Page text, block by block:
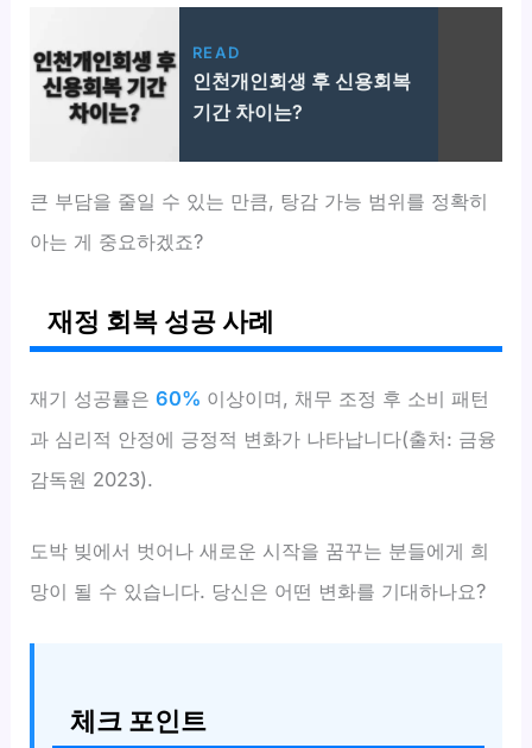
READ
인천개인회생 후 신용회복
기간 차이는?
큰 부담을 줄일 수 있는 만큼, 탕감 가능 범위를 정확히
아는 게 중요하겠죠?
재정 회복 성공 사례
재기 성공률은60% 이상이며, 채무 조정 후 소비 패턴
과 심리적 안정에 긍정적 변화가 나타납니다(출처: 금융
감독원 2023).
도박 빚에서 벗어나 새로운 시작을 꿈꾸는 분들에게 희
망이 될 수 있습니다. 당신은 어떤 변화를 기대하나요?
체크 포인트